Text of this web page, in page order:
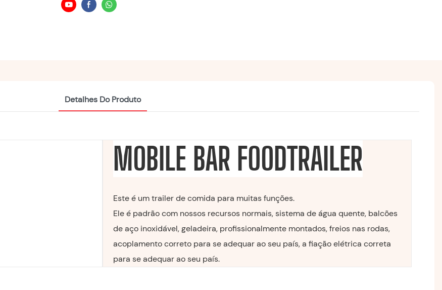
Detalhes Do Produto
MOBILE BAR FOODTRAILER
Este é um trailer de comida para muitas funções.
Ele é padrão com nossos recursos normais, sistema de água quente, balcões
de aço inoxidável, geladeira, profissionalmente montados, freios nas rodas,
acoplamento correto para se adequar ao seu país, a fiação elétrica correta
para se adequar ao seu país.